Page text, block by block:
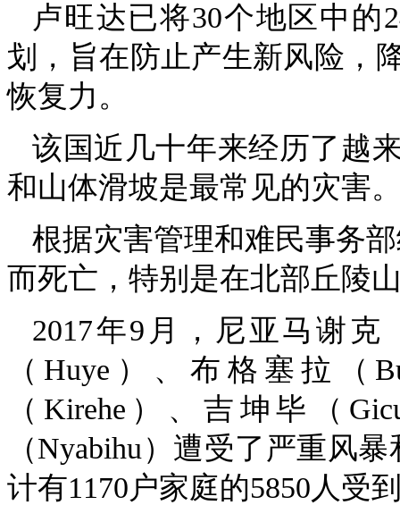
卢旺达已将30个地区中
划，旨在防止产生新风险，
恢复力。
该国近几十年来经历了越
和山体滑坡是最常见的灾害
根据灾害管理和难民事务
而死亡，特别是在北部丘陵
2017年9月，尼亚马谢克
（Huye）、布格塞拉（
（Kirehe）、吉坤毕（
（Nyabihu）遭受了严重风
计有1170户家庭的5850人受